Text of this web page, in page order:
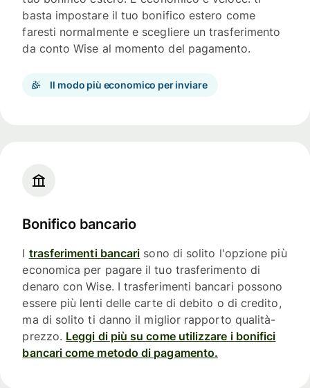
basta impostare il tuo bonifico estero come
faresti normalmente e scegliere un trasferimento
da conto Wise al momento del pagamento.
Il modo più economico per inviare
Bonifico bancario
I trasferimenti bancari sono di solito l'opzione più
economica per pagare il tuo trasferimento di
denaro con Wise. I trasferimenti bancari possono
essere più lenti delle carte di debito o di credito,
ma di solito ti danno il miglior rapporto qualità-
prezzo. Leggi di più su come utilizzare i bonifici
bancari come metodo di pagamento.